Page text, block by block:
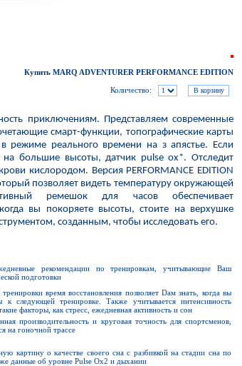
Купить MARQ ADVENTURER PERFORMANCE EDITION
Количество:
приключениям. Представляем современные
смарт-функции, топографические карты
режиме реального времени на з апястье. Если
на большие высоты, датчик pulse ox*. Отследит
кислородом. Версия PERFORMANCE EDITION
позволяет видеть температуру окружающей
ремешок для часов обеспечивает
вы покоряете высоты, стоите на верхушке
созданным, чтобы исследовать его.
рекомендации по тренировкам, учитывающие Ваш
подготовки
время восстановления позволяет Dам знать, когда вы
к следующей тренировке. Также учитывается интенсивность
факторы, как стресс, ежедневная активность и сон
производительность и круговая точность для спортсменов,
на гоночной трассе
картину о качестве своего сна с разбивкой на стадии сна по
данные об уровне Pulse Ox2 и дыхании